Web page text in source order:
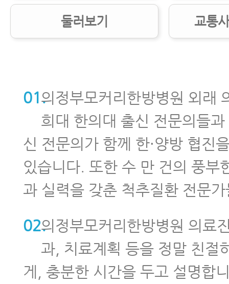
교통사고한의원 제대로 고르는 5가
교통사고후유증한의원, 교통사고후
교통사고한의원 치료받기 전 꼭 알
교통사고한의원 한방치료의 장점
교통사고병원에서 알려주는 교통사
은 분이 잘 모르는 이야기
교통사고 한방치료 (교통사고치료)
교통사고후병원 잘 고르는 법 7가지
교통사고 후 입원 병원 어떻게 고르
둘러보기 교통
01.의정부모커리한방병원 외래
희대 한의대 출신 전문의들
신 전문의가 함께 한·양방 협진
있습니다. 또한 수 만 건의 풍부
과 실력을 갖춘 척추질환 전문
02.의정부모커리한방병원 의료
과, 치료계획 등을 정말 친절
게, 충분한 시간을 두고 설명합